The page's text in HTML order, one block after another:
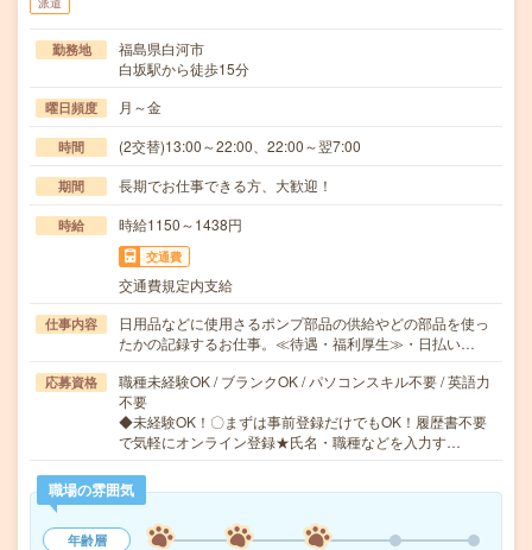
派遣
勤務地
福島県白河市
白坂駅から徒歩15分
曜日頻度 月～金
時間 (2交替)13:00～22:00、22:00～翌7:00
期間 長期でお仕事できる方、大歓迎！
時給 時給1150～1438円
交通費
交通費規定内支給
仕事内容
日用品などに使用さるポンプ部品の供給やどの部品を使っ
たかの記録するお仕事。≪待遇・福利厚生≫・日払い…
応募資格
職種未経験OK / ブランクOK / パソコンスキル不要 / 英語力
不要
◆未経験OK！〇まずは事前登録だけでもOK！履歴書不要
で気軽にオンライン登録★氏名・職種などを入力す…
職場の雰囲気
年齢層